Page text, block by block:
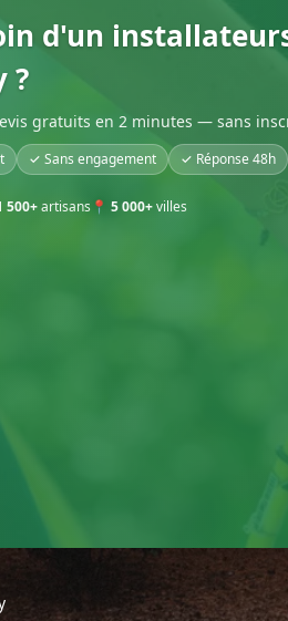
d'un
?
gratuits en 2 minutes — sans
✓ Sans engagement ✓ Réponse 48h
500+artisans 📍 5 000+villes